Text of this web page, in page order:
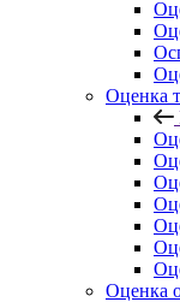
Оценка
Оценка